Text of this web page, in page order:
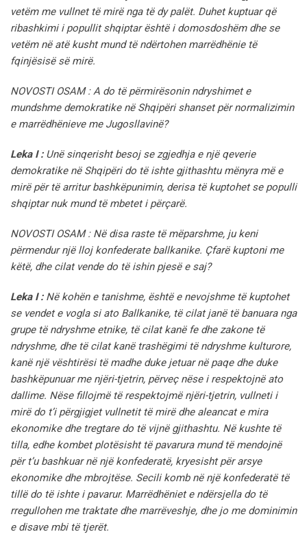
vetëm me vullnet të mirë nga të dy palët. Duhet kuptuar që
ribashkimi i popullit shqiptar është i domosdoshëm dhe se
vetëm në atë kusht mund të ndërtohen marrëdhënie të
fqinjësisë së mirë.
NOVOSTI OSAM : A do të përmirësonin ndryshimet e
mundshme demokratike në Shqipëri shanset për normalizimin
e marrëdhënieve me Jugosllavinë?
Leka I : Unë sinqerisht besoj se zgjedhja e një qeverie
demokratike në Shqipëri do të ishte gjithashtu mënyra më e
mirë për të arritur bashkëpunimin, derisa të kuptohet se populli
shqiptar nuk mund të mbetet i përçarë.
NOVOSTI OSAM : Në disa raste të mëparshme, ju keni
përmendur një lloj konfederate ballkanike. Çfarë kuptoni me
këtë, dhe cilat vende do të ishin pjesë e saj?
Leka I : Në kohën e tanishme, është e nevojshme të kuptohet
se vendet e vogla si ato Ballkanike, të cilat janë të banuara nga
grupe të ndryshme etnike, të cilat kanë fe dhe zakone të
ndryshme, dhe të cilat kanë trashëgimi të ndryshme kulturore,
kanë një vështirësi të madhe duke jetuar në paqe dhe duke
bashkëpunuar me njëri-tjetrin, përveç nëse i respektojnë ato
dallime. Nëse fillojmë të respektojmë njëri-tjetrin, vullneti i
mirë do t’i përgjigjet vullnetit të mirë dhe aleancat e mira
ekonomike dhe tregtare do të vijnë gjithashtu. Në kushte të
tilla, edhe kombet plotësisht të pavarura mund të mendojnë
për t’u bashkuar në një konfederatë, kryesisht për arsye
ekonomike dhe mbrojtëse. Secili komb në një konfederatë të
tillë do të ishte i pavarur. Marrëdhëniet e ndërsjella do të
rregullohen me traktate dhe marrëveshje, dhe jo me dominimin
e disave mbi të tjerët.